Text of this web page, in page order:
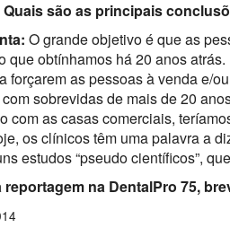
são as principais
O grande objetivo é que as
que obtínhamos há 20 anos
forçarem as pessoas à venda e/
sobrevidas de mais de 20
com as casas comerciais,
os clínicos têm uma palavra a
estudos “pseudo científicos”,
reportagem na DentalPro 75,